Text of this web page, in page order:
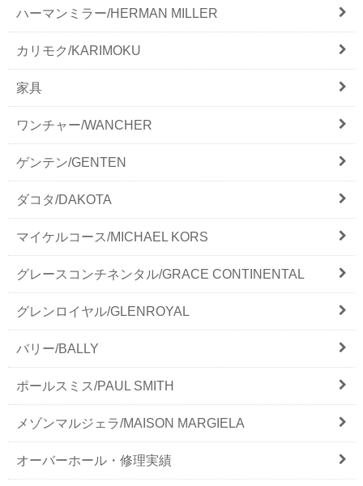
ハーマンミラー/HERMAN MILLER
カリモク/KARIMOKU
家具
ワンチャー/WANCHER
ゲンテン/GENTEN
ダコタ/DAKOTA
マイケルコース/MICHAEL KORS
グレースコンチネンタル/GRACE CONTINENTAL
グレンロイヤル/GLENROYAL
バリー/BALLY
ポールスミス/PAUL SMITH
メゾンマルジェラ/MAISON MARGIELA
オーバーホール・修理実績